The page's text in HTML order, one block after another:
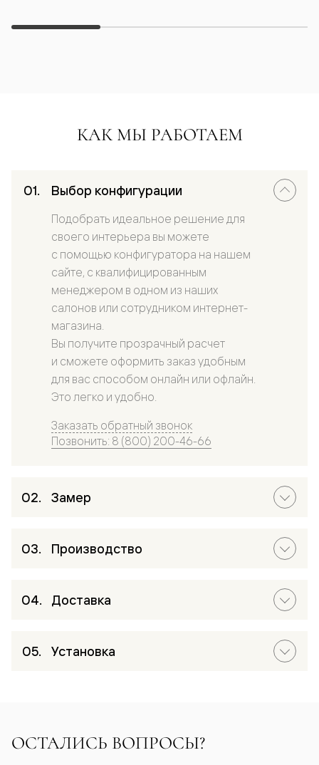
КАК МЫ РАБОТАЕМ
Выбор конфигурации
Подобрать идеальное решение для
своего интерьера вы можете
с помощью конфигуратора на нашем
сайте, с квалифицированным
менеджером в одном из наших
салонов или сотрудником интернет-
магазина.
Вы получите прозрачный расчет
и сможете оформить заказ удобным
для вас способом онлайн или офлайн.
Это легко и удобно.
Заказать обратный звонок
Позвонить: 8 (800) 200-46-66
Замер
Производство
Доставка
Установка
ОСТАЛИСЬ ВОПРОСЫ?